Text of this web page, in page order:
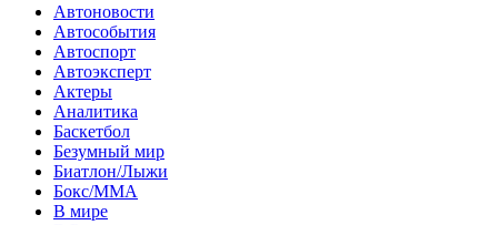
Автоновости
Автособытия
Автоспорт
Автоэксперт
Актеры
Аналитика
Баскетбол
Безумный мир
Биатлон/Лыжи
Бокс/MMA
В мире